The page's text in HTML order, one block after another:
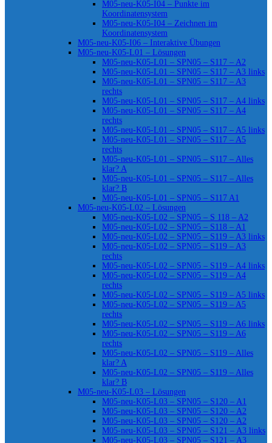
M05-neu-K05-I04 – Punkte im
Koordinatensystem
M05-neu-K05-I04 – Zeichnen im
Koordinatensystem
M05-neu-K05-I06 – Interaktive Übungen
M05-neu-K05-L01 – Lösungen
M05-neu-K05-L01 – SPN05 – S117 – A2
M05-neu-K05-L01 – SPN05 – S117 – A3 links
M05-neu-K05-L01 – SPN05 – S117 – A3
rechts
M05-neu-K05-L01 – SPN05 – S117 – A4 links
M05-neu-K05-L01 – SPN05 – S117 – A4
rechts
M05-neu-K05-L01 – SPN05 – S117 – A5 links
M05-neu-K05-L01 – SPN05 – S117 – A5
rechts
M05-neu-K05-L01 – SPN05 – S117 – Alles
klar? A
M05-neu-K05-L01 – SPN05 – S117 – Alles
klar? B
M05-neu-K05-L01 – SPN05 – S117 A1
M05-neu-K05-L02 – Lösungen
M05-neu-K05-L02 – SPN05 – S 118 – A2
M05-neu-K05-L02 – SPN05 – S118 – A1
M05-neu-K05-L02 – SPN05 – S119 – A3 links
M05-neu-K05-L02 – SPN05 – S119 – A3
rechts
M05-neu-K05-L02 – SPN05 – S119 – A4 links
M05-neu-K05-L02 – SPN05 – S119 – A4
rechts
M05-neu-K05-L02 – SPN05 – S119 – A5 links
M05-neu-K05-L02 – SPN05 – S119 – A5
rechts
M05-neu-K05-L02 – SPN05 – S119 – A6 links
M05-neu-K05-L02 – SPN05 – S119 – A6
rechts
M05-neu-K05-L02 – SPN05 – S119 – Alles
klar? A
M05-neu-K05-L02 – SPN05 – S119 – Alles
klar? B
M05-neu-K05-L03 – Lösungen
M05-neu-K05-L03 – SPN05 – S120 – A1
M05-neu-K05-L03 – SPN05 – S120 – A2
M05-neu-K05-L03 – SPN05 – S120 – A2
M05-neu-K05-L03 – SPN05 – S121 – A3 links
M05-neu-K05-L03 – SPN05 – S121 – A3